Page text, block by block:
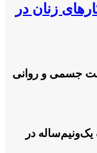
زنان در
جسمی و روانی
در